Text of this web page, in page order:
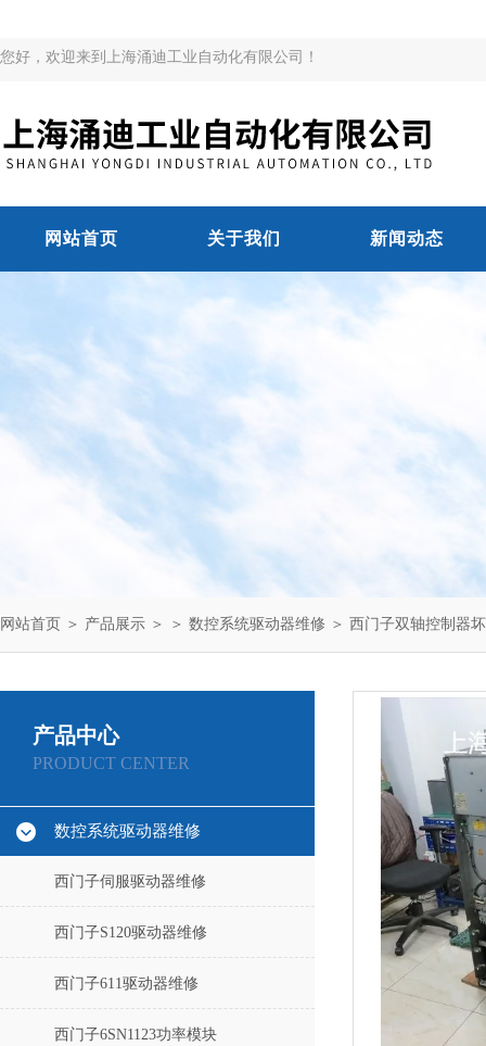
您好，欢迎来到上海涌迪工业自动化有限公司！
网站首页 关于我们 新闻动态
网站首页 ＞ 产品展示 ＞ ＞ 数控系统驱动器维修 ＞ 西门子双轴控制器
产品中心
PRODUCT CENTER
数控系统驱动器维修
西门子伺服驱动器维修
西门子S120驱动器维修
西门子611驱动器维修
西门子6SN1123功率模块